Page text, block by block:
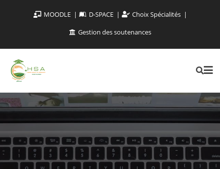
MOODLE D-SPACE
Choix Spécialités
Gestion des soutenances